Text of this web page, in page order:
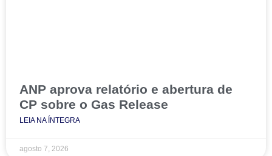
ANP aprova relatório e abertura de
CP sobre o Gas Release
LEIA NA ÍNTEGRA
agosto 7, 2026